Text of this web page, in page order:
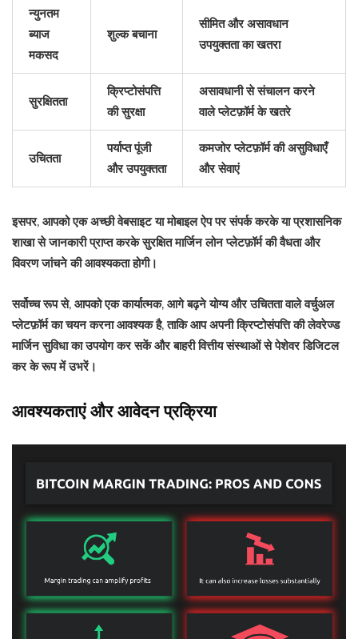
न्युनतम
ब्याज
मकसद
शुल्क बचाना
सीमित और असावधान
उपयुक्तता का खतरा
सुरक्षितता
क्रिप्टोसंपत्ति
की सुरक्षा
असावधानी से संचालन करने
वाले प्लेटफ़ॉर्म के खतरे
उचितता
पर्याप्त पूंजी
और उपयुक्तता
कमजोर प्लेटफ़ॉर्म की असुविधाएँ
और सेवाएं
इसपर, आपको एक अच्छी वेबसाइट या मोबाइल ऐप पर संपर्क करके या प्रशासनिक
शाखा से जानकारी प्राप्त करके सुरक्षित मार्जिन लोन प्लेटफ़ॉर्म की वैधता और
विवरण जांचने की आवश्यकता होगी।
सर्वोच्च रूप से, आपको एक कार्यात्मक, आगे बढ़ने योग्य और उचितता वाले वर्चुअल
प्लेटफ़ॉर्म का चयन करना आवश्यक है, ताकि आप अपनी क्रिप्टोसंपत्ति की लेवरेज्ड
मार्जिन सुविधा का उपयोग कर सकें और बाहरी वित्तीय संस्थाओं से पेशेवर डिजिटल
कर के रूप में उभरें।
आवश्यकताएं और आवेदन प्रक्रिया